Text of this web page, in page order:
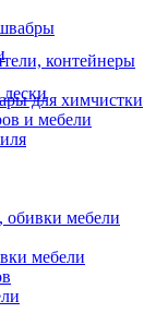
контейнеры
для химчистки
и мебели
обивки мебели
мебели